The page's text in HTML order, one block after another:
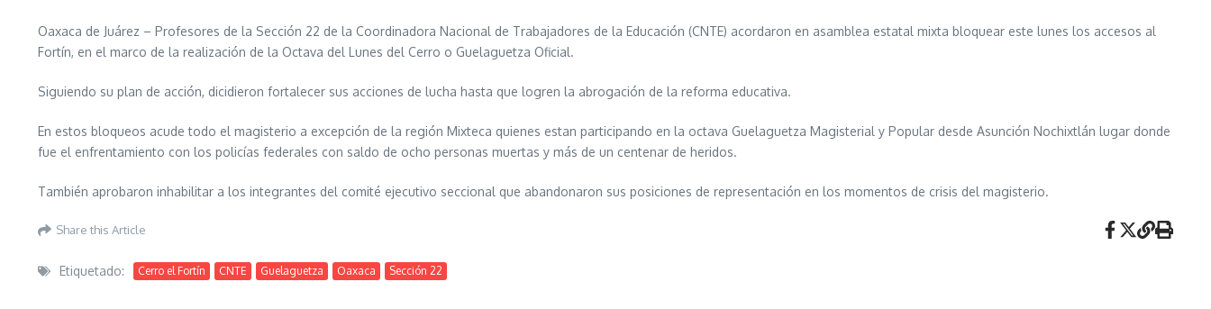
Oaxaca de Juárez – Profesores de la Sección 22 de la Coordinadora Nacional de Trabajadores de la Educación (CNTE) acordaron en asamblea estatal mixta bloquear este lunes los accesos al
Fortín, en el marco de la realización de la Octava del Lunes del Cerro o Guelaguetza Oficial.
Siguiendo su plan de acción, dicidieron fortalecer sus acciones de lucha hasta que logren la abrogación de la reforma educativa.
En estos bloqueos acude todo el magisterio a excepción de la región Mixteca quienes estan participando en la octava Guelaguetza Magisterial y Popular desde Asunción Nochixtlán lugar donde
fue el enfrentamiento con los policías federales con saldo de ocho personas muertas y más de un centenar de heridos.
También aprobaron inhabilitar a los integrantes del comité ejecutivo seccional que abandonaron sus posiciones de representación en los momentos de crisis del magisterio.
Share this Article
Etiquetado: Cerro el Fortín CNTE Guelaguetza Oaxaca Sección 22